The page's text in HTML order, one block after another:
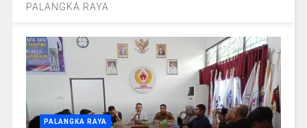
PALANGKA RAYA
PALANGKA RAYA